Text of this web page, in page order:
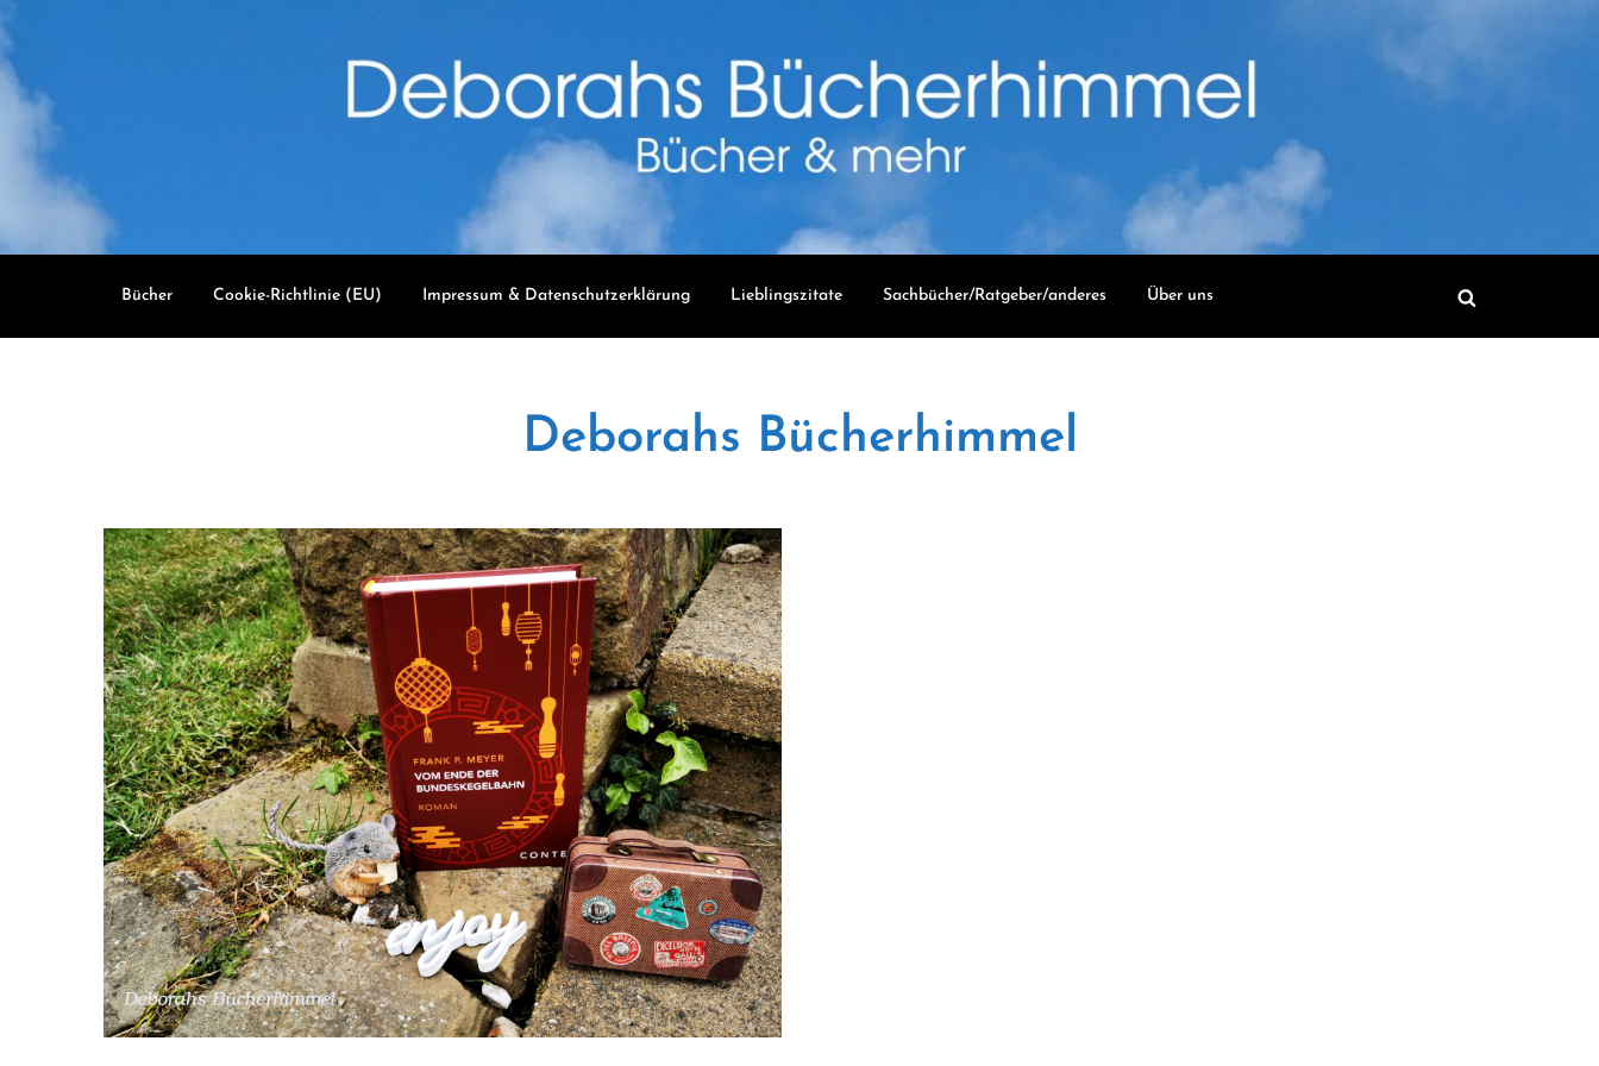
content
Bücher Cookie-Richtlinie (EU) Impressum & Datenschutzerklärung Lieblingszitate Sachbücher/Ratgeber/anderes Über uns
Deborahs Bücherhimmel